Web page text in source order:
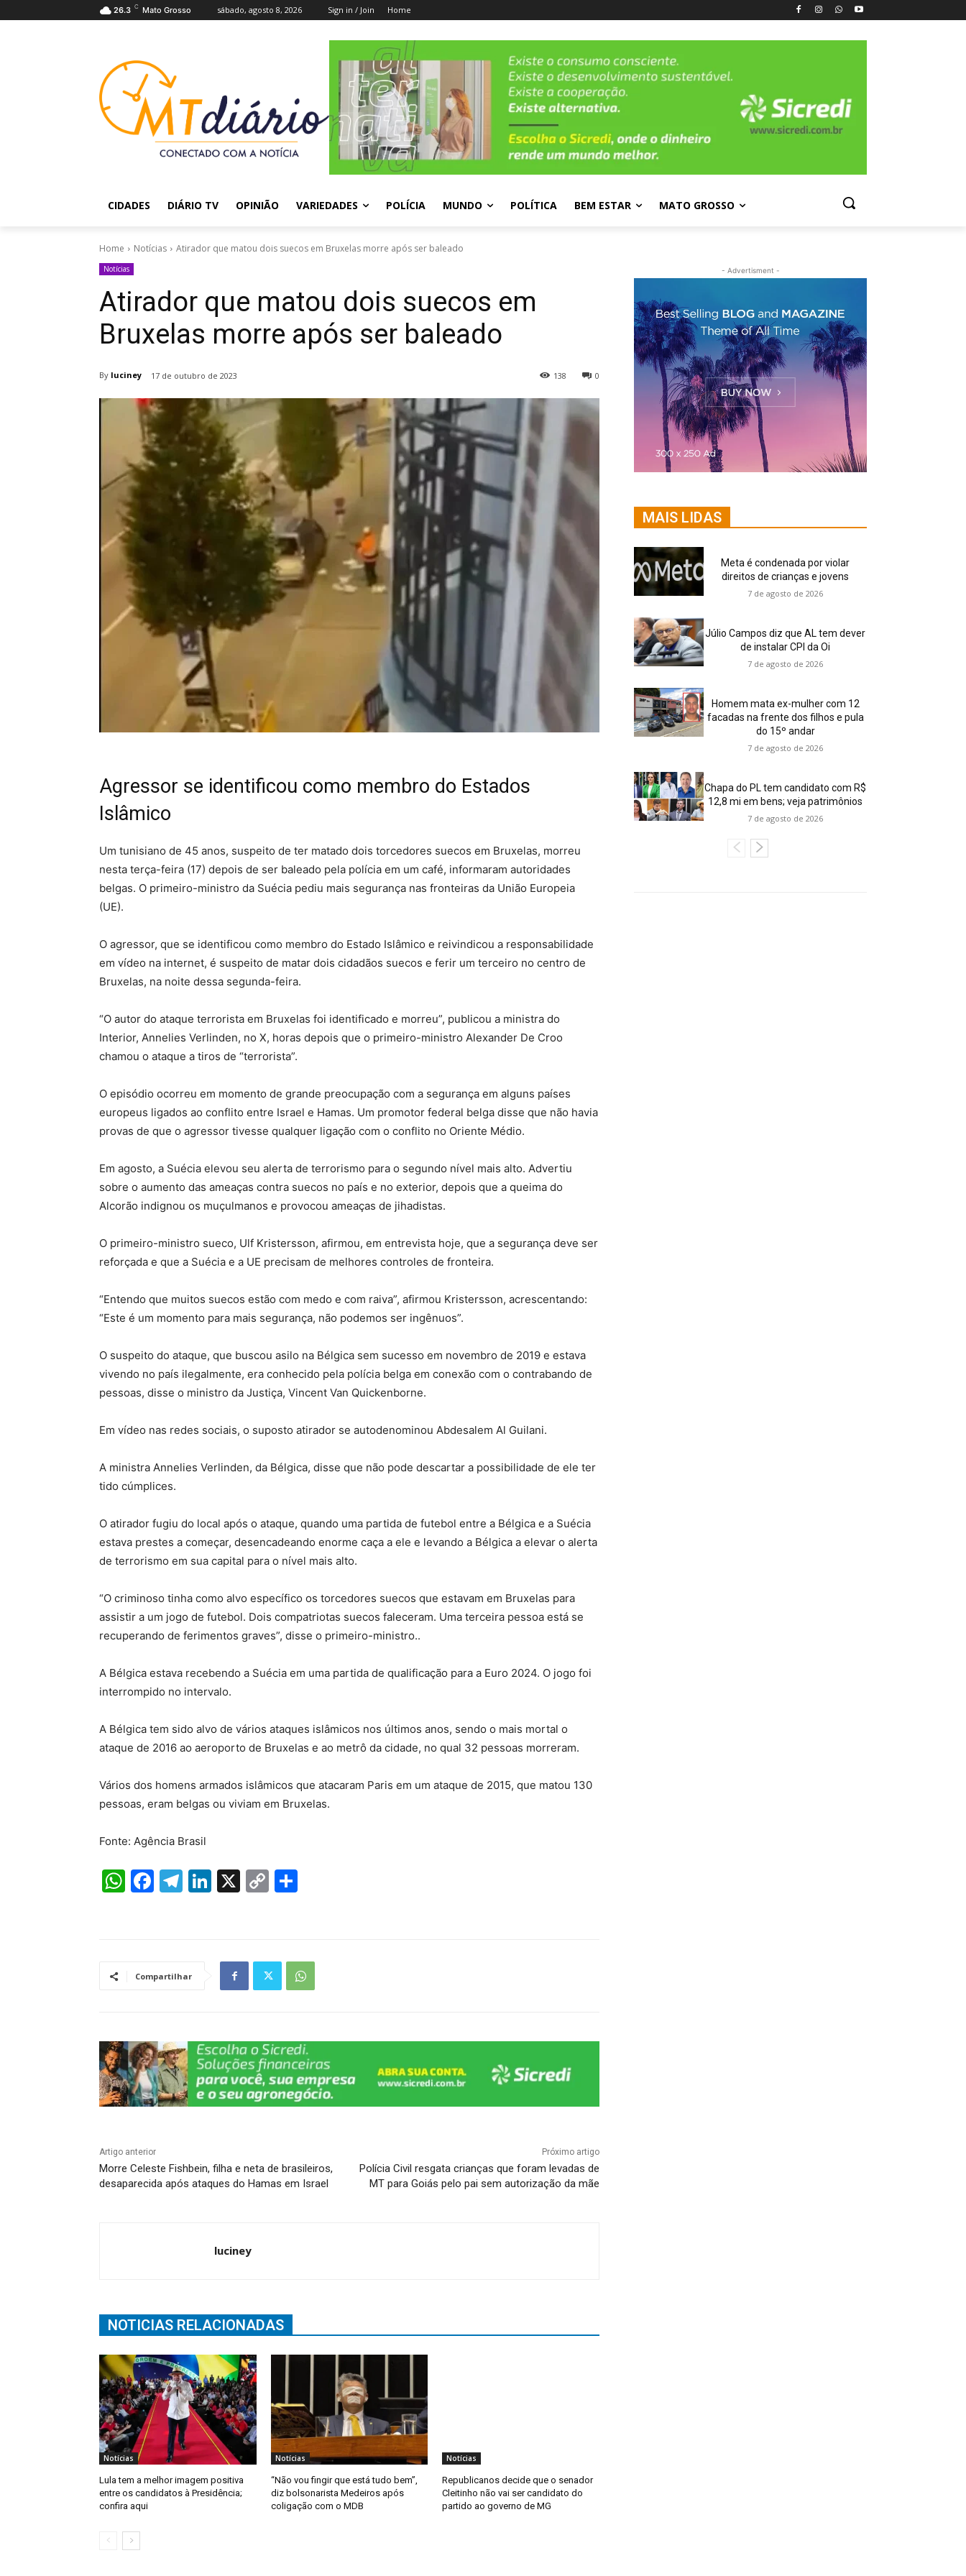
26.3 C Mato Grosso sábado, agosto 8, 2026 Sign in / Join Home
CIDADES DIÁRIO TV OPINIÃO VARIEDADES POLÍCIA MUNDO POLÍTICA BEM ESTAR MATO GROSSO
Home Notícias Atirador que matou dois suecos em Bruxelas morre após ser baleado
Notícias
Atirador que matou dois suecos em
Bruxelas morre após ser baleado
By luciney 17 de outubro de 2023 0
138
Agressor se identificou como membro do Estados
Islâmico
Um tunisiano de 45 anos, suspeito de ter matado dois torcedores suecos em Bruxelas, morreu
nesta terça-feira (17) depois de ser baleado pela polícia em um café, informaram autoridades
belgas. O primeiro-ministro da Suécia pediu mais segurança nas fronteiras da União Europeia
(UE).
O agressor, que se identificou como membro do Estado Islâmico e reivindicou a responsabilidade
em vídeo na internet, é suspeito de matar dois cidadãos suecos e ferir um terceiro no centro de
Bruxelas, na noite dessa segunda-feira.
“O autor do ataque terrorista em Bruxelas foi identificado e morreu”, publicou a ministra do
Interior, Annelies Verlinden, no X, horas depois que o primeiro-ministro Alexander De Croo
chamou o ataque a tiros de “terrorista”.
O episódio ocorreu em momento de grande preocupação com a segurança em alguns países
europeus ligados ao conflito entre Israel e Hamas. Um promotor federal belga disse que não havia
provas de que o agressor tivesse qualquer ligação com o conflito no Oriente Médio.
Em agosto, a Suécia elevou seu alerta de terrorismo para o segundo nível mais alto. Advertiu
sobre o aumento das ameaças contra suecos no país e no exterior, depois que a queima do
Alcorão indignou os muçulmanos e provocou ameaças de jihadistas.
O primeiro-ministro sueco, Ulf Kristersson, afirmou, em entrevista hoje, que a segurança deve ser
reforçada e que a Suécia e a UE precisam de melhores controles de fronteira.
“Entendo que muitos suecos estão com medo e com raiva”, afirmou Kristersson, acrescentando:
“Este é um momento para mais segurança, não podemos ser ingênuos”.
O suspeito do ataque, que buscou asilo na Bélgica sem sucesso em novembro de 2019 e estava
vivendo no país ilegalmente, era conhecido pela polícia belga em conexão com o contrabando de
pessoas, disse o ministro da Justiça, Vincent Van Quickenborne.
Em vídeo nas redes sociais, o suposto atirador se autodenominou Abdesalem Al Guilani.
A ministra Annelies Verlinden, da Bélgica, disse que não pode descartar a possibilidade de ele ter
tido cúmplices.
O atirador fugiu do local após o ataque, quando uma partida de futebol entre a Bélgica e a Suécia
estava prestes a começar, desencadeando enorme caça a ele e levando a Bélgica a elevar o alerta
de terrorismo em sua capital para o nível mais alto.
“O criminoso tinha como alvo específico os torcedores suecos que estavam em Bruxelas para
assistir a um jogo de futebol. Dois compatriotas suecos faleceram. Uma terceira pessoa está se
recuperando de ferimentos graves”, disse o primeiro-ministro..
A Bélgica estava recebendo a Suécia em uma partida de qualificação para a Euro 2024. O jogo foi
interrompido no intervalo.
A Bélgica tem sido alvo de vários ataques islâmicos nos últimos anos, sendo o mais mortal o
ataque de 2016 ao aeroporto de Bruxelas e ao metrô da cidade, no qual 32 pessoas morreram.
Vários dos homens armados islâmicos que atacaram Paris em um ataque de 2015, que matou 130
pessoas, eram belgas ou viviam em Bruxelas.
Fonte: Agência Brasil
W
A
F
b
k
T
a
Li
n
X
C
Li
n
Compartilhar
Artigo anterior
Morre Celeste Fishbein, filha e neta de brasileiros,
desaparecida após ataques do Hamas em Israel
Próximo artigo
Polícia Civil resgata crianças que foram levadas de
MT para Goiás pelo pai sem autorização da mãe
luciney
NOTICIAS RELACIONADAS
Notícias
Lula tem a melhor imagem positiva
entre os candidatos à Presidência;
confira aqui
Notícias
“Não vou fingir que está tudo bem”,
diz bolsonarista Medeiros após
coligação com o MDB
Notícias
Republicanos decide que o senador
Cleitinho não vai ser candidato do
partido ao governo de MG
- Advertisment -
MAIS LIDAS
Meta é condenada por violar
direitos de crianças e jovens
7 de agosto de 2026
Júlio Campos diz que AL tem dever
de instalar CPI da Oi
7 de agosto de 2026
Homem mata ex-mulher com 12
facadas na frente dos filhos e pula
do 15º andar
7 de agosto de 2026
Chapa do PL tem candidato com R$
12,8 mi em bens; veja patrimônios
7 de agosto de 2026